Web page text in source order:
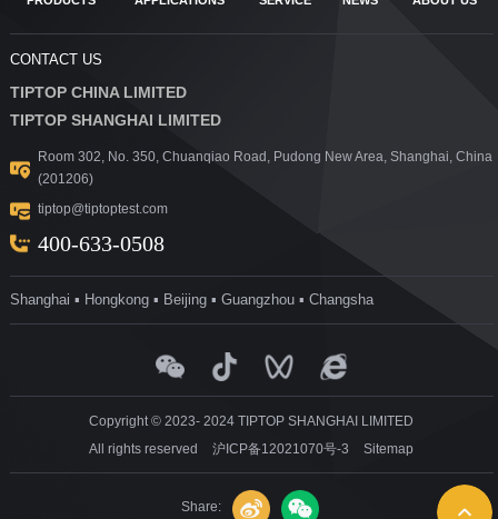
CONTACT US
TIPTOP CHINA LIMITED
TIPTOP SHANGHAI LIMITED
Room 302, No. 350, Chuanqiao Road, Pudong New Area, Shanghai, China
(201206)
tiptop@tiptoptest.com
400-633-0508
Shanghai ▪ Hongkong ▪ Beijing ▪ Guangzhou ▪ Changsha
Copyright © 2023- 2024 TIPTOP SHANGHAI LIMITED
All rights reserved
沪ICP备12021070号-3 Sitemap
Share: